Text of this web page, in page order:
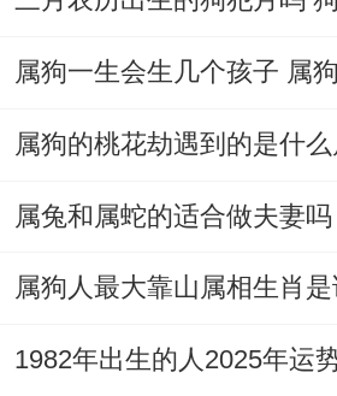
【红鸾】星带来的良好人
之人带来更多的合作机会
脚、取得突破的好时机.建
的努力 - 争取在事业上取得
我有个朋友就遇到过，